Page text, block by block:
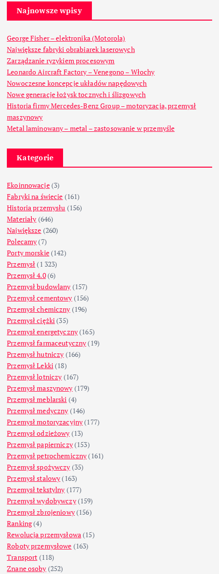
Najnowsze wpisy
George Fisher – elektronika (Motorola)
Największe fabryki obrabiarek laserowych
Zarządzanie ryzykiem procesowym
Leonardo Aircraft Factory – Venegono – Włochy
Nowoczesne koncepcje układów napędowych
Nowe generacje łożysk tocznych i ślizgowych
Historia firmy Mercedes-Benz Group – motoryzacja, przemysł
maszynowy
Metal laminowany – metal – zastosowanie w przemyśle
Kategorie
Ekoinnowacje(3)
Fabryki na świecie (161)
Historia przemysłu (156)
Materiały (646)
Największe (260)
Polecamy (7)
Porty morskie(142)
Przemysł (1 323)
Przemysł 4.0(6)
Przemysł budowlany (157)
Przemysł cementowy (156)
Przemysł chemiczny (196)
Przemysł ciężki (35)
Przemysł energetyczny (165)
Przemysł farmaceutyczny (19)
Przemysł hutniczy (166)
Przemysł Lekki (18)
Przemysł lotniczy (167)
Przemysł maszynowy (179)
Przemysł meblarski (4)
Przemysł medyczny (146)
Przemysł motoryzacyjny (177)
Przemysł odzieżowy (13)
Przemysł papierniczy(153)
Przemysł petrochemiczny (161)
Przemysł spożywczy (35)
Przemysł stalowy (163)
Przemysł tekstylny (177)
Przemysł wydobywczy(159)
Przemysł zbrojeniowy(156)
Ranking(4)
Rewolucja przemysłowa (15)
Roboty przemysłowe (163)
Transport (118)
Znane osoby (252)